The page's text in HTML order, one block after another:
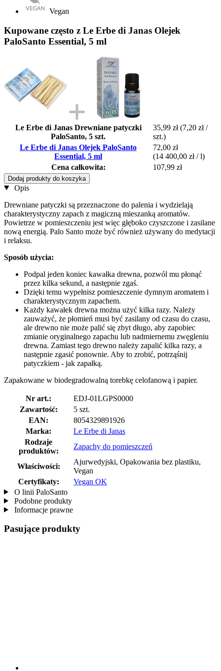
Vegan
Kupowane często z Le Erbe di Janas Olejek
PaloSanto Essential, 5 ml
Le Erbe di Janas Drewniane patyczki
PaloSanto, 5 szt.
35,99 zł (7,20 zł /
szt.)
Le Erbe di Janas Olejek PaloSanto
Essential, 5 ml
72,00 zł
(14 400,00 zł / l)
Cena całkowita:
107,99 zł
Dodaj produkty do koszyka
Opis
Drewniane patyczki są przeznaczone do palenia i wydzielają
charakterystyczny zapach z magiczną mieszanką aromatów.
Powietrze w pomieszczeniu jest więc głęboko czyszczone i zasilane
nową energią. Palo Santo może być również używany do medytacji
i relaksu.
Sposób użycia:
Podpal jeden koniec kawałka drewna, pozwól mu płonąć
przez kilka sekund, a następnie zgaś.
Dzięki temu wypełnisz pomieszczenie dymnym aromatem i
charakterystycznym zapachem.
Każdy kawałek drewna można użyć kilka razy. Należy
zauważyć, że płomień musi być zasilany od czasu do czasu,
ale drewno nie może palić się zbyt długo, aby zapobiec
zmianie oryginalnego zapachu lub nadmiernemu zwęgleniu
drewna. Zamiast tego drewno należy zapalić kilka razy, a
następnie zgasić ponownie. Aby to zrobić, potrząśnij
patyczkiem - jak zapałką.
Zapakowane w biodegradowalną torebkę celofanową i papier.
Nr art.:
EDJ-01LGPS0000
Zawartość:
5 szt.
EAN:
8054329891926
Marka:
Le Erbe di Janas
Rodzaje
produktów:
Zapachy do pomieszczeń
Właściwości:
Ajurwedyjski, Opakowania bez plastiku,
Vegan
Certyfikaty:
Vegan OK
O linii PaloSanto
Podobne produkty
Informacje prawne
Pasujące produkty